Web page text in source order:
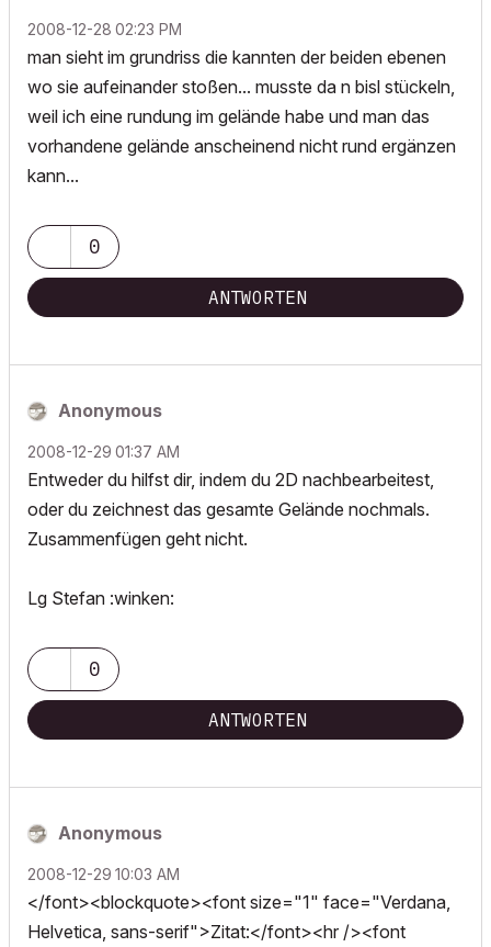
‎2008-12-28 02:23 PM
man sieht im grundriss die kannten der beiden ebenen
wo sie aufeinander stoßen... musste da n bisl stückeln,
weil ich eine rundung im gelände habe und man das
vorhandene gelände anscheinend nicht rund ergänzen
kann...
0
ANTWORTEN
Anonymous
‎2008-12-29 01:37 AM
Entweder du hilfst dir, indem du 2D nachbearbeitest,
oder du zeichnest das gesamte Gelände nochmals.
Zusammenfügen geht nicht.
Lg Stefan :winken:
0
ANTWORTEN
Anonymous
‎2008-12-29 10:03 AM
</font><blockquote><font size="1" face="Verdana,
Helvetica, sans-serif">Zitat:</font><hr /><font